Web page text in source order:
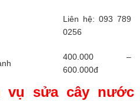
Liên hệ: 093 789
0256
400.000 –
600.000đ
vụ sửa cây nước